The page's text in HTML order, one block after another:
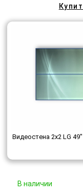
Видеостена 2x2 LG
В наличии